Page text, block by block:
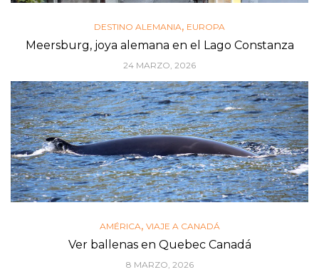
DESTINO ALEMANIA, EUROPA
Meersburg, joya alemana en el Lago Constanza
24 MARZO, 2026
AMÉRICA, VIAJE A CANADÁ
Ver ballenas en Quebec Canadá
8 MARZO, 2026